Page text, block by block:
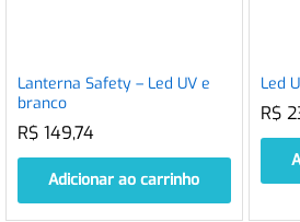
Lanterna Safety – Led UV e
branco
R$ 149,74
Adicionar ao carrinho
Led
R$